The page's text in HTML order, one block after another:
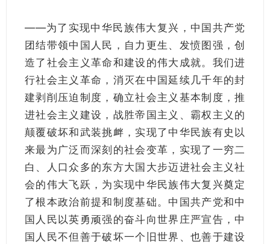
——为了实现中华民族伟大复兴，中国共产党
团结带领中国人民，自力更生、发愤图强，创
造了社会主义革命和建设的伟大成就。我们进
行社会主义革命，消灭在中国延续几千年的封
建剥削压迫制度，确立社会主义基本制度，推
进社会主义建设，战胜帝国主义、霸权主义的
颠覆破坏和武装挑衅，实现了中华民族有史以
来最为广泛而深刻的社会变革，实现了一穷二
白、人口众多的东方大国大步迈进社会主义社
会的伟大飞跃，为实现中华民族伟大复兴奠定
了根本政治前提和制度基础。中国共产党和中
国人民以英勇顽强的奋斗向世界庄严宣告，中
国人民不但善于破坏一个旧世界、也善于建设